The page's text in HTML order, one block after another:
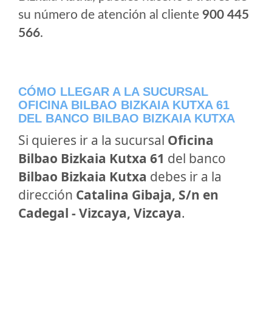
su número de atención al cliente 900 445
566.
CÓMO LLEGAR A LA SUCURSAL
OFICINA BILBAO BIZKAIA KUTXA 61
DEL BANCO BILBAO BIZKAIA KUTXA
Si quieres ir a la sucursal Oficina
Bilbao Bizkaia Kutxa 61 del banco
Bilbao Bizkaia Kutxa debes ir a la
dirección Catalina Gibaja, S/n en
Cadegal - Vizcaya, Vizcaya.